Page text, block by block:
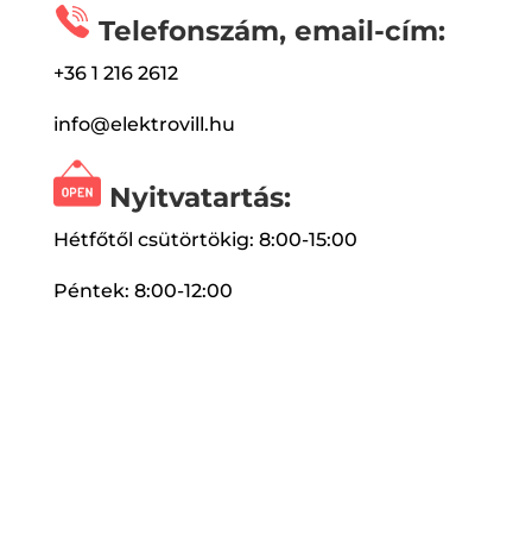
Telefonszám, email-cím:
+36 1 216 2612
info@elektrovill.hu
Nyitvatartás:
Hétfőtől csütörtökig: 8:00-15:00
Péntek: 8:00-12:00